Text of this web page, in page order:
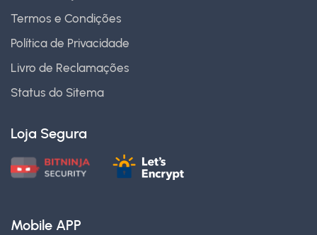
Termos e Condições
Política de Privacidade
Livro de Reclamações
Status do Sitema
Loja Segura
Mobile APP